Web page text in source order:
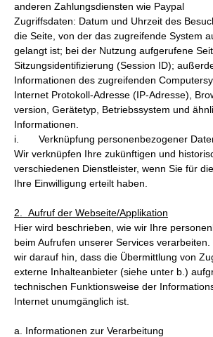
anderen Zahlungsdiensten wie Paypal
Zugriffsdaten: Datum und Uhrzeit des
die Seite, von der das zugreifende System
gelangt ist; bei der Nutzung aufgerufene
Sitzungsidentifizierung (Session ID);
Informationen des zugreifenden
Internet Protokoll-Adresse (IP-Adresse),
version, Gerätetyp, Betriebssystem und
Informationen.
i. Verknüpfung personenbezogener
Wir verknüpfen Ihre zukünftigen und
verschiedenen Dienstleister, wenn Sie für
Ihre Einwilligung erteilt haben.
2. Aufruf der Webseite/Applikation
Hier wird beschrieben, wie wir Ihre
beim Aufrufen unserer Services
wir darauf hin, dass die Übermittlung von
externe Inhalteanbieter (siehe unter b.)
technischen Funktionsweise der
Internet unumgänglich ist.
a. Informationen zur Verarbeitung